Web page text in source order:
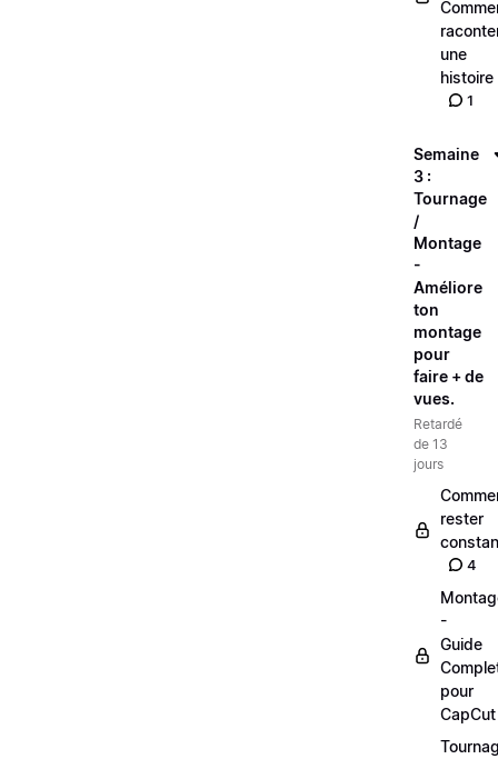
une
histoire
1
Semaine
3 :
Tournage
/
Montage
-
Améliore
ton
montage
pour
faire + de
vues.
Retardé
de 13
jours
rester
4
-
Guide
pour
CapCut